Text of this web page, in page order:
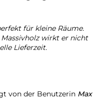
für kleine Räume.
wirkt er nicht
Lieferzeit.
von der Benutzerin Max